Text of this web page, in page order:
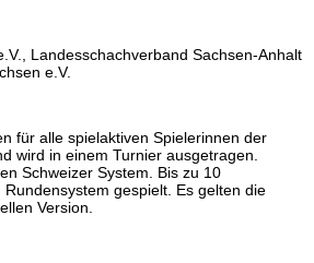
Landesschachverband Sachsen-Anhalt
e.V.
für alle spielaktiven Spielerinnen der
wird in einem Turnier ausgetragen.
Schweizer System. Bis zu 10
gespielt. Es gelten die
Version.